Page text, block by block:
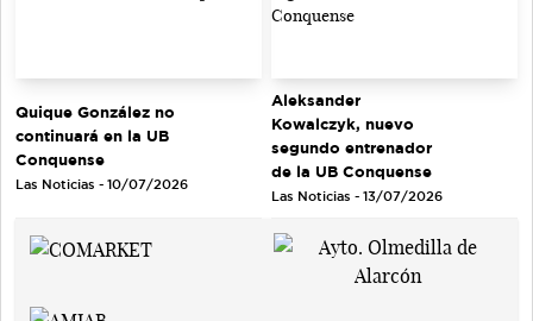
Quique González no
continuará en la UB
Conquense
Las Noticias - 10/07/2026
Aleksander
Kowalczyk, nuevo
segundo entrenador
de la UB Conquense
Las Noticias - 13/07/2026